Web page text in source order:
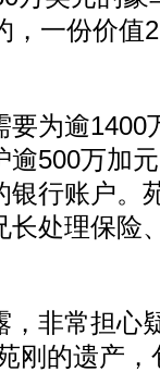
，一份价值
为逾1400
逾500万加
行账户。
处理保险
非常担心
刚的遗产